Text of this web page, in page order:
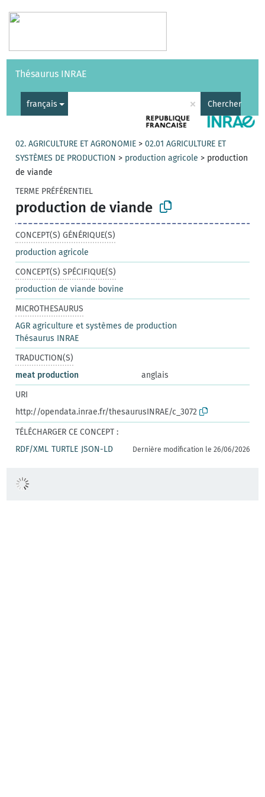
Vocabulaires API
Thésaurus INRAE
français × Chercher
02. AGRICULTURE ET AGRONOMIE >02.01 AGRICULTURE ET
SYSTÈMES DE PRODUCTION > production agricole > production
de viande
TERME PRÉFÉRENTIEL
production de viande
CONCEPT(S) GÉNÉRIQUE(S)
production agricole
CONCEPT(S) SPÉCIFIQUE(S)
production de viande bovine
MICROTHESAURUS
AGR agriculture et systèmes de production
Thésaurus INRAE
TRADUCTION(S)
meat production
anglais
URI
http://opendata.inrae.fr/thesaurusINRAE/c_3072
TÉLÉCHARGER CE CONCEPT :
RDF/XML TURTLE JSON-LD Dernière modification le 26/06/2026